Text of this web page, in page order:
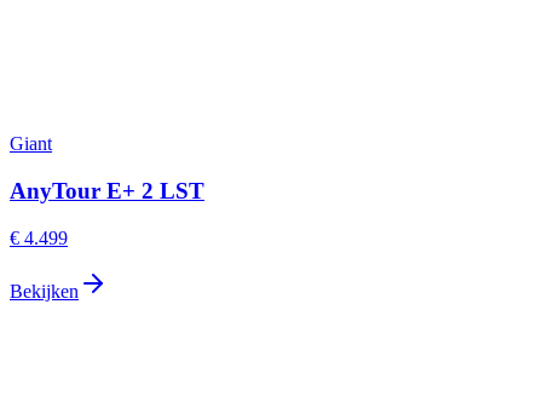
Giant
AnyTour E+ 2 LST
€ 4.499
Bekijken